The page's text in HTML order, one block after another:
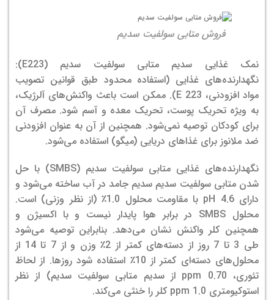
فروش متابی سولفیت سدیم
نمک غذایی سدیم متابی سولفیت سدیم (E223):
نگهدارنده‌های غذایی (استفاده محدود طبق قوانین تصویب
مواد افزودنی، E 223).
ممکن است باعث واکنش‌های آلرژیک،
به ویژه تحریک پوست، تحریک معده و آسم شود. مصرف آن
برای کودکان توصیه نمی‌شود. همچنین از آن به عنوان افزودنی
ضد ملانوز برای غذاهای دریایی (میگو) استفاده می‌شود.
نگهدارنده‌های غذایی متابی سولفیت سدیم (SMBS) با حل
شدن متابی سولفیت سدیم سدیم جامد در آب ساخته می‌شود و
دارای pH 4.6 با مقاومت محلول 1.0٪ (از نظر وزنی) است.
محلول SMBS در برابر هوا پایدار نیست و با اکسیژن و
همچنین کلر واکنش نشان می‌دهد. بنابراین توصیه می‌شود
طی 3 تا 7 روز از دسته‌های کمتر از 2٪ وزن و از 7 تا 14 از
محلول‌های دسته‌ای کمتر از 10٪ استفاده شود روزها. از لحاظ
تئوری، 0.70 ppm از سدیم متابی سولفیت سدیم) از نظر
استوکیومتری 1.0 ppm کلر را خنثی می‌کند.